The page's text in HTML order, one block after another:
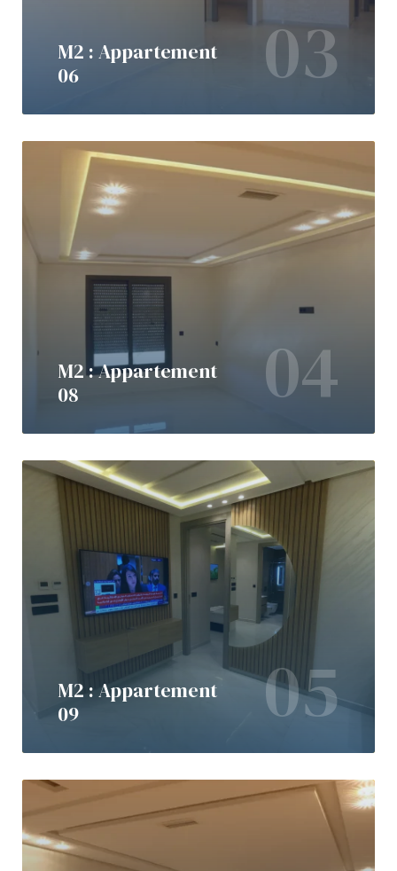
03
M2 : Appartement
06
04
M2 : Appartement
08
05
M2 : Appartement
09